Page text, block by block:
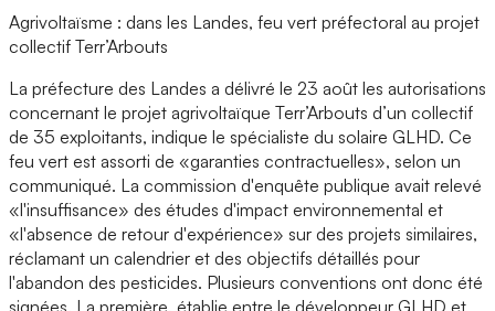
Agrivoltaïsme : dans les Landes, feu vert préfectoral au projet
collectif Terr’Arbouts
La préfecture des Landes a délivré le 23 août les autorisations
concernant le projet agrivoltaïque Terr’Arbouts d’un collectif
de 35 exploitants, indique le spécialiste du solaire GLHD. Ce
feu vert est assorti de «garanties contractuelles», selon un
communiqué. La commission d'enquête publique avait relevé
«l'insuffisance» des études d'impact environnemental et
«l'absence de retour d'expérience» sur des projets similaires,
réclamant un calendrier et des objectifs détaillés pour
l'abandon des pesticides. Plusieurs conventions ont donc été
signées. La première, établie entre le développeur GLHD et